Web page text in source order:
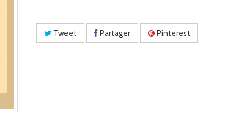
Tweet Partager Pinterest